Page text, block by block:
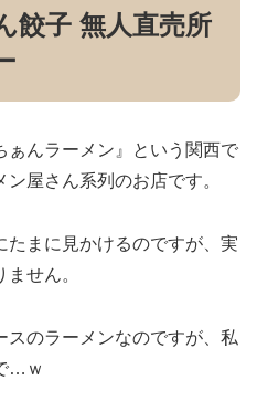
餃子 無人直売所
ぁんラーメン』という関西で
屋さん系列のお店です。
たまに見かけるのですが、実
せん。
スのラーメンなのですが、私
…ｗ